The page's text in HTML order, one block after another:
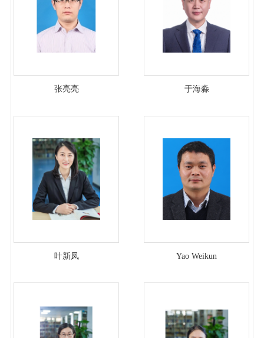
张亮亮 于海淼
叶新凤 Yao Weikun